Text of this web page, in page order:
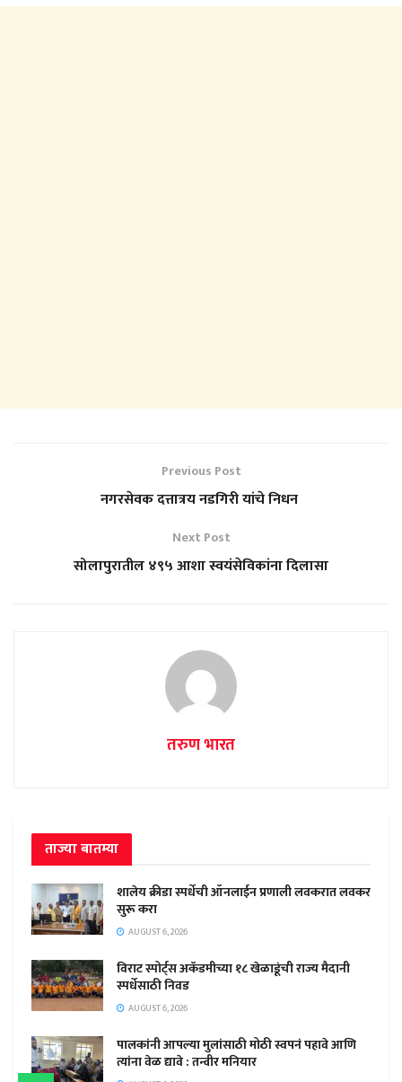
Previous Post
नगरसेवक दत्तात्रय नडगिरी यांचे निधन
Next Post
सोलापुरातील ४९५ आशा स्वयंसेविकांना दिलासा
तरुण भारत
ताज्या बातम्या
शालेय क्रीडा स्पर्धेची ऑनलाईन प्रणाली लवकरात लवकर
सुरू करा
AUGUST 6, 2026
विराट स्पोर्ट्स अकॅडमीच्या १८ खेळाडूंची राज्य मैदानी
स्पर्धेसाठी निवड
AUGUST 6, 2026
पालकांनी आपल्या मुलांसाठी मोठी स्वपनं पहावे आणि
त्यांना वेळ द्यावे : तन्वीर मनियार